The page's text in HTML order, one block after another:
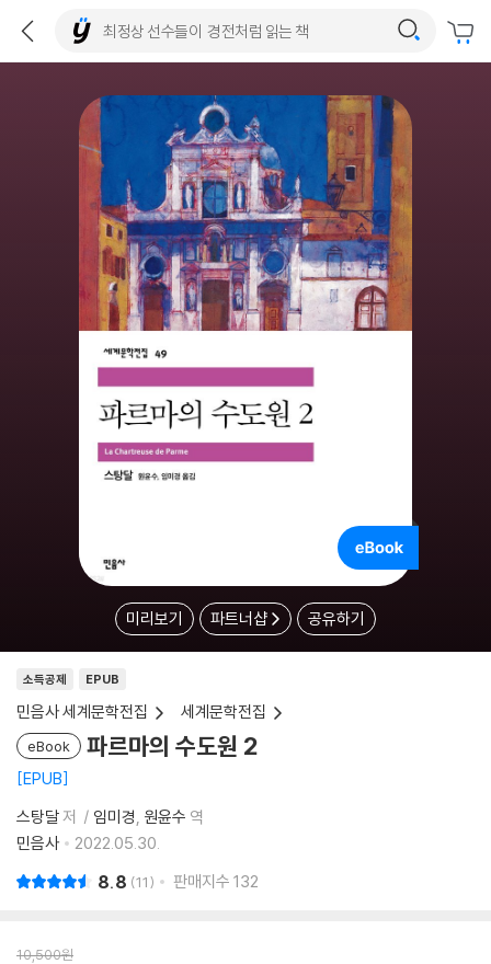
미리보기 파트너샵 공유하기
소득공제 EPUB
민음사 세계문학전집 세계문학전집
eBook 파르마의 수도원 2
EPUB
스탕달저 임미경 원윤수 역
민음사
2022.05.30.
8.8 11 판매지수 132
10,500원